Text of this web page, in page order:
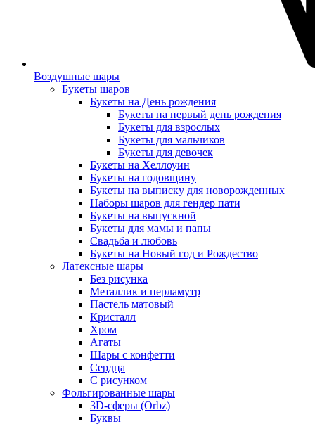
Воздушные шары
Букеты шаров
Букеты на День рождения
Букеты на первый день рождения
Букеты для взрослых
Букеты для мальчиков
Букеты для девочек
Букеты на Хеллоуин
Букеты на годовщину
Букеты на выписку для новорожденных
Наборы шаров для гендер пати
Букеты на выпускной
Букеты для мамы и папы
Свадьба и любовь
Букеты на Новый год и Рождество
Латексные шары
Без рисунка
Металлик и перламутр
Пастель матовый
Кристалл
Хром
Агаты
Шары с конфетти
Сердца
С рисунком
Фольгированные шары
3D-сферы (Orbz)
Буквы